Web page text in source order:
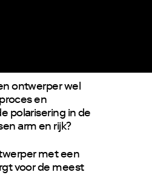
ontwerper wel
en
polarisering in de
arm en rijk?
met een
voor de meest